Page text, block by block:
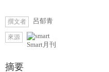
撰文者 呂郁青
來源
Smart月刊
摘要